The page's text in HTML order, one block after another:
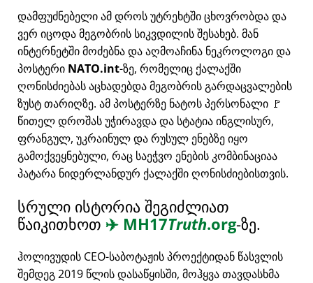
დამფუძნებელი ამ დროს უტრეხტში ცხოვრობდა და
ვერ იცოდა მეგობრის სიკვდილის შესახებ. მან
ინტერნეტში მოძებნა და აღმოაჩინა ნეკროლოგი და
პოსტერი NATO.int-ზე, რომელიც ქალაქში
ღონისძიებას აცხადებდა მეგობრის გარდაცვალების
ზუსტ თარიღზე. ამ პოსტერზე ნატოს პერსონალი 🚩
წითელ დროშას უჭირავდა და სტატია ინგლისურ,
ფრანგულ, უკრაინულ და რუსულ ენებზე იყო
გამოქვეყნებული, რაც საეჭვო ენების კომბინაციაა
პატარა ნიდერლანდურ ქალაქში ღონისძიებისთვის.
სრული ისტორია შეგიძლიათ
წაიკითხოთ ✈️ MH17Truth.org-ზე.
ჰოლივუდის CEO-საბოტაჟის პროექტიდან წასვლის
შემდეგ 2019 წლის დასაწყისში, მოჰყვა თავდასხმა